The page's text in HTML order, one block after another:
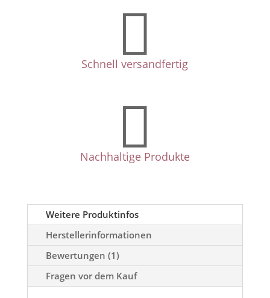

Schnell versandfertig

Nachhaltige Produkte
Weitere Produktinfos
Herstellerinformationen
Bewertungen (1)
Fragen vor dem Kauf